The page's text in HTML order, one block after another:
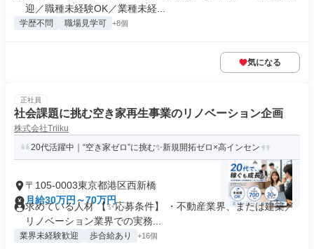
迎／職種未経験OK／業種未経...
学歴不問 職場見学可 +8個
気になる
正社員
社会課題に挑む空き家再生事業のリノベーション企画
株式会社Triiku
20代活躍中｜“空き家ゼロ”に挑む✨新規開拓ゼロ×高インセン
〒105-0003東京都港区西新橋
月給30万円～70万円
求めている人材 【✨応募条件】 ・不動産業界、または建築／
リノベーション業界での実務...
業界未経験歓迎 歩合給あり +16個